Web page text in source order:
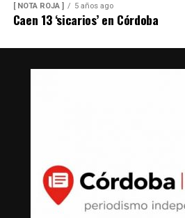
[ NOTA ROJA ] 5 años ago
Caen 13 ‘sicarios’ en Córdoba